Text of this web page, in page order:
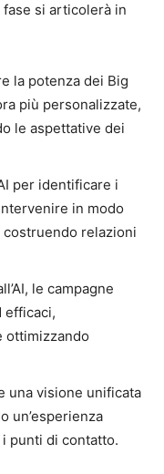
fase si articolerà in
la potenza dei Big
più personalizzate,
le aspettative dei
per identificare i
in modo
relazioni
le campagne
efficaci,
ottimizzando
una visione unificata
un’esperienza
punti di contatto.